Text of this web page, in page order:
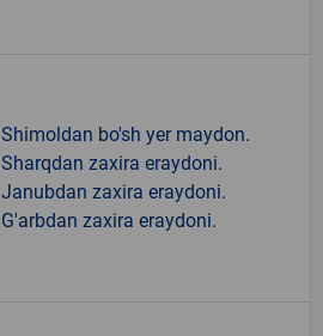
Shimoldan bo'sh yer maydon.
Sharqdan zaxira eraydoni.
Janubdan zaxira eraydoni.
G'arbdan zaxira eraydoni.